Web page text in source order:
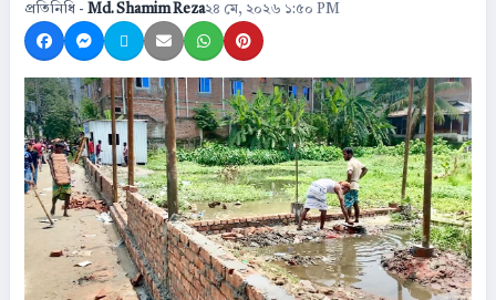
প্রতিনিধি - Md. Shamim Reza২৪ মে, ২০২৬ ১:৫০ PM
Share on Facebook
Share on Messenger
Share on XShare by Email
Share on WhatsApp
Share on Pinterest